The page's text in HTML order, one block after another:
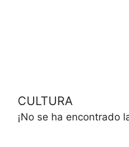
CULTURA
¡No se ha encontrado